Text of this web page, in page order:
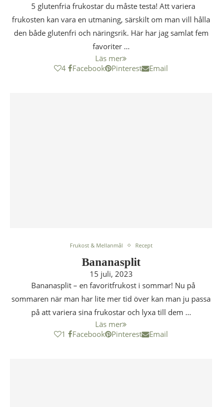
5 glutenfria frukostar du måste testa! Att variera
frukosten kan vara en utmaning, särskilt om man vill hålla
den både glutenfri och näringsrik. Här har jag samlat fem
favoriter …
Läs mer
4
Facebook Pinterest Email
Frukost & Mellanmål Recept
Bananasplit
15 juli, 2023
Bananasplit – en favoritfrukost i sommar! Nu på
sommaren när man har lite mer tid över kan man ju passa
på att variera sina frukostar och lyxa till dem …
Läs mer
1
Facebook Pinterest Email